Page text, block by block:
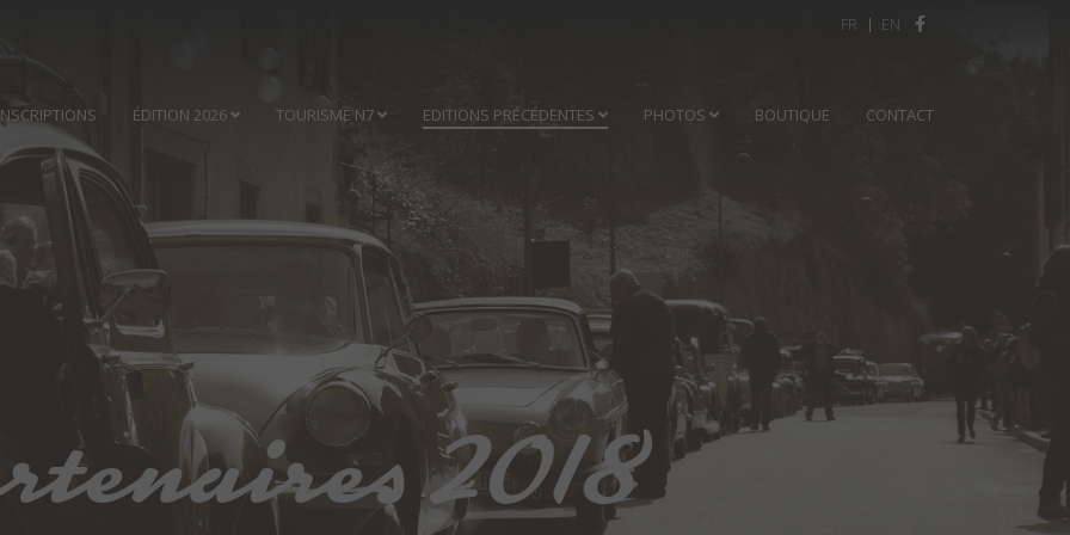
Sélectionnez votre langue
FR EN
ÉDITION 2026 TOURISME N7 EDITIONS PRÉCÉDENTES PHOTOS BOUTIQUE CONTACT
2018